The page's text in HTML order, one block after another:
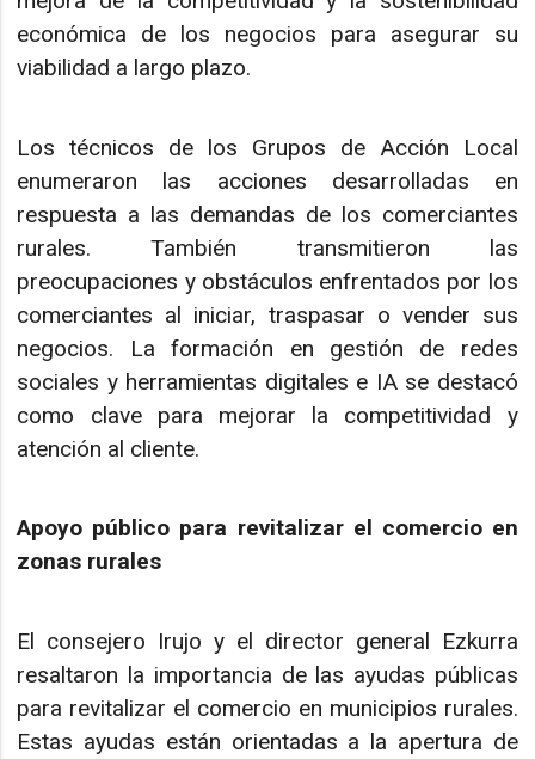
económica de los negocios para asegurar su
viabilidad a largo plazo.
Los técnicos de los Grupos de Acción Local
enumeraron las acciones desarrolladas en
respuesta a las demandas de los comerciantes
rurales. También transmitieron las
preocupaciones y obstáculos enfrentados por los
comerciantes al iniciar, traspasar o vender sus
negocios. La formación en gestión de redes
sociales y herramientas digitales e IA se destacó
como clave para mejorar la competitividad y
atención al cliente.
Apoyo público para revitalizar el comercio en
zonas rurales
El consejero Irujo y el director general Ezkurra
resaltaron la importancia de las ayudas públicas
para revitalizar el comercio en municipios rurales.
Estas ayudas están orientadas a la apertura de